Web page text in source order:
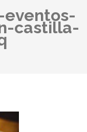
castilla-